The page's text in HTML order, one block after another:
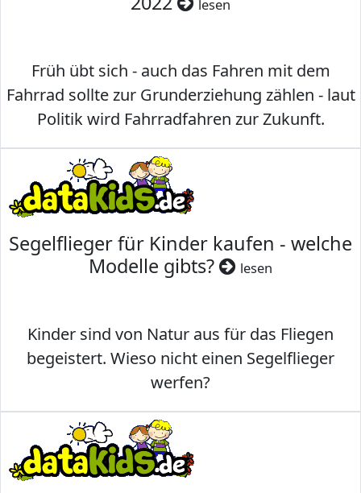
lesen
Früh übt sich - auch das Fahren mit dem
Fahrrad sollte zur Grunderziehung zählen - laut
Politik wird Fahrradfahren zur Zukunft.
Segelflieger für Kinder kaufen - welche
Modelle gibts?
lesen
Kinder sind von Natur aus für das Fliegen
begeistert. Wieso nicht einen Segelflieger
werfen?